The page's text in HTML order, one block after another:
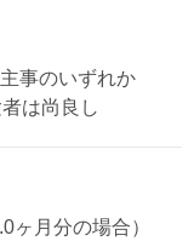
事のいずれか
は尚良し
ヶ月分の場合）